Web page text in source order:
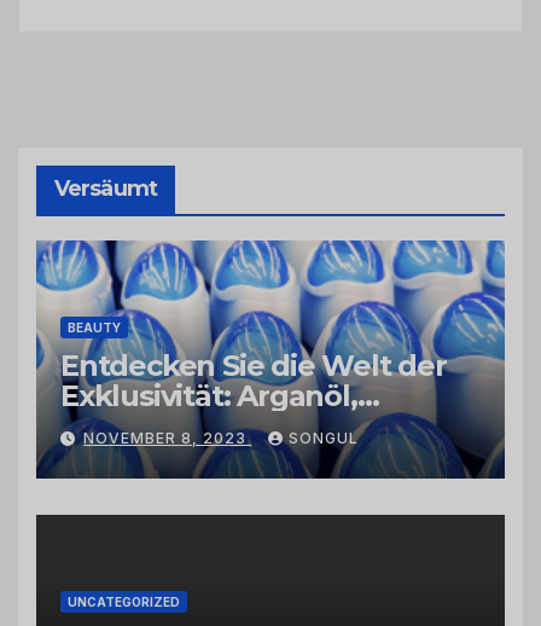
Versäumt
BEAUTY
Entdecken Sie die Welt der
Exklusivität: Arganöl,
Kaktusfeigenkernöl und
Schwarzkümmelöl von
vertrauenswürdigen
Großhändlern und Anbietern
NOVEMBER 8, 2023 SONGUL
UNCATEGORIZED